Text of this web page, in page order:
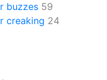
buzzes 59
creaking 24